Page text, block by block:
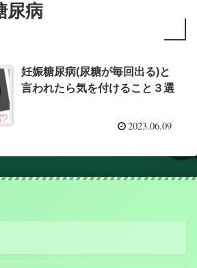
尿病
妊娠糖尿病(尿糖が毎回出る)と
言われたら気を付けること３選
2023.06.09